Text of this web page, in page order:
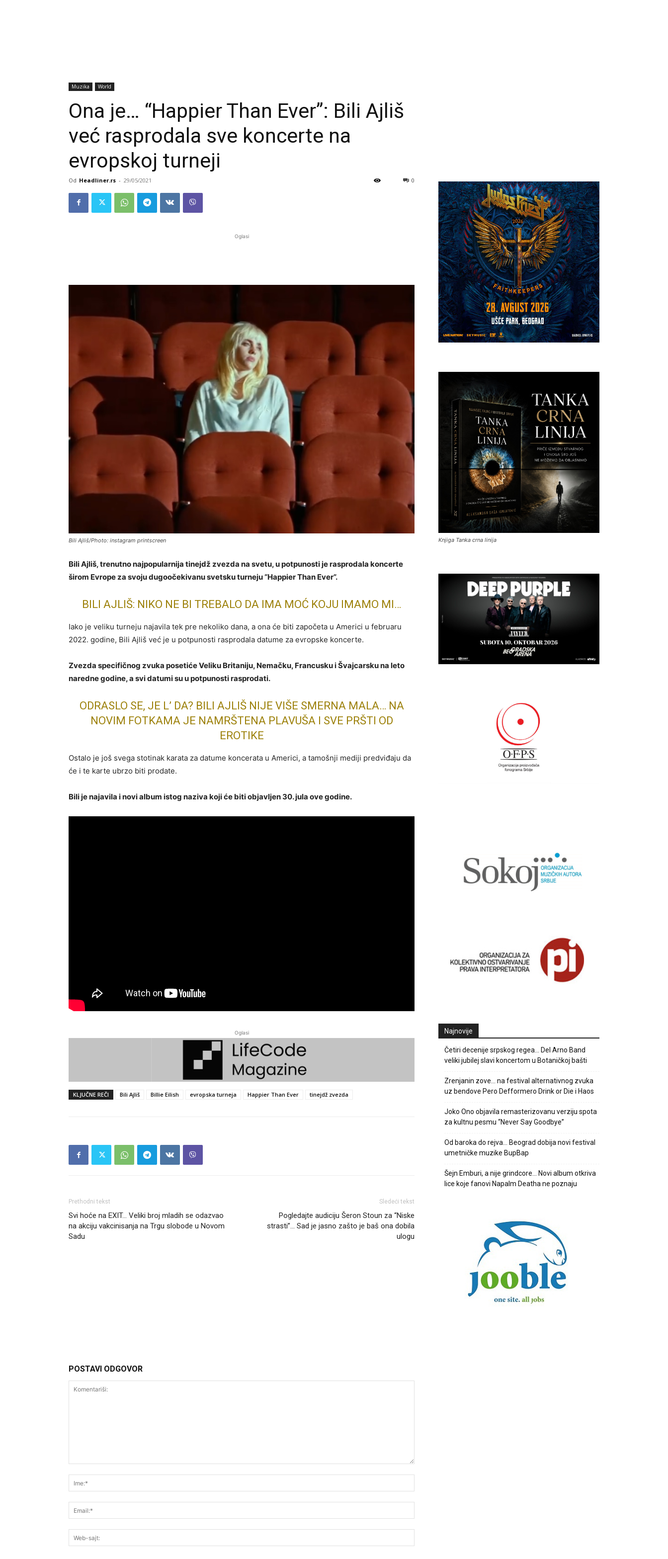
Muzika World
Ona je… “Happier Than Ever”: Bili Ajliš
već rasprodala sve koncerte na
evropskoj turneji
Od Headliner.rs - 29/05/2021 0
Oglasi
Bili Ajliš/Photo: instagram printscreen
Bili Ajliš, trenutno najpopularnija tinejdž zvezda na svetu, u potpunosti je rasprodala koncerte
širom Evrope za svoju dugoočekivanu svetsku turneju “Happier Than Ever”.
BILI AJLIŠ: NIKO NE BI TREBALO DA IMA MOĆ KOJU IMAMO MI…
Iako je veliku turneju najavila tek pre nekoliko dana, a ona će biti započeta u Americi u februaru
2022. godine, Bili Ajliš već je u potpunosti rasprodala datume za evropske koncerte.
Zvezda specifičnog zvuka posetiće Veliku Britaniju, Nemačku, Francusku i Švajcarsku na leto
naredne godine, a svi datumi su u potpunosti rasprodati.
ODRASLO SE, JE L’ DA? BILI AJLIŠ NIJE VIŠE SMERNA MALA… NA
NOVIM FOTKAMA JE NAMRŠTENA PLAVUŠA I SVE PRŠTI OD
EROTIKE
Ostalo je još svega stotinak karata za datume koncerata u Americi, a tamošnji mediji predviđaju da
će i te karte ubrzo biti prodate.
Bili je najavila i novi album istog naziva koji će biti objavljen 30. jula ove godine.
Oglasi
KLJUČNE REČI Bili Ajliš Billie Eilish evropska turneja Happier Than Ever tinejdž zvezda
Prethodni tekst
Svi hoće na EXIT… Veliki broj mladih se odazvao
na akciju vakcinisanja na Trgu slobode u Novom
Sadu
Sledeći tekst
Pogledajte audiciju Šeron Stoun za “Niske
strasti”… Sad je jasno zašto je baš ona dobila
ulogu
POSTAVI ODGOVOR
Knjiga Tanka crna linija
Najnovije
Četiri decenije srpskog regea… Del Arno Band
veliki jubilej slavi koncertom u Botaničkoj bašti
Zrenjanin zove… na festival alternativnog zvuka
uz bendove Pero Defformero Drink or Die i Haos
Joko Ono objavila remasterizovanu verziju spota
za kultnu pesmu “Never Say Goodbye”
Od baroka do rejva… Beograd dobija novi festival
umetničke muzike BupBap
Šejn Emburi, a nije grindcore… Novi album otkriva
lice koje fanovi Napalm Deatha ne poznaju